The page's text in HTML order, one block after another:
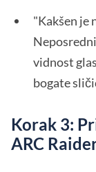
"Kakšen je
vidnost
bogate
Korak 3:
ARC